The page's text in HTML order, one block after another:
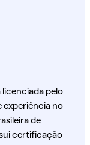
pelo
experiência no
de
certificação